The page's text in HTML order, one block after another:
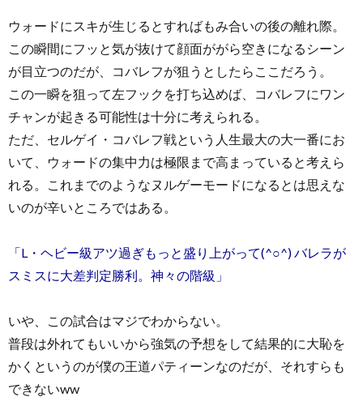
ウォードにスキが生じるとすればもみ合いの後の離れ際。
この瞬間にフッと気が抜けて顔面ががら空きになるシーン
が目立つのだが、コバレフが狙うとしたらここだろう。
この一瞬を狙って左フックを打ち込めば、コバレフにワン
チャンが起きる可能性は十分に考えられる。
ただ、セルゲイ・コバレフ戦という人生最大の大一番にお
いて、ウォードの集中力は極限まで高まっていると考えら
れる。これまでのようなヌルゲーモードになるとは思えな
いのが辛いところではある。
「L・ヘビー級アツ過ぎもっと盛り上がって(^○^) バレラが
スミスに大差判定勝利。神々の階級」
いや、この試合はマジでわからない。
普段は外れてもいいから強気の予想をして結果的に大恥を
かくというのが僕の王道パティーンなのだが、それすらも
できないww